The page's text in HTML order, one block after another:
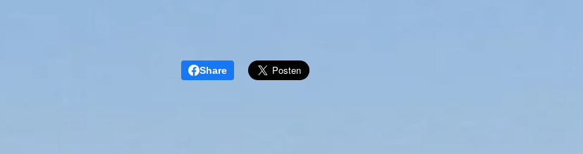
Share